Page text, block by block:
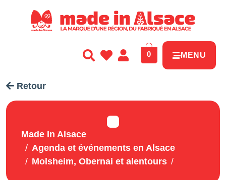
0 MENU
Retour
Made In Alsace
Agenda et événements en Alsace
Molsheim, Obernai et alentours